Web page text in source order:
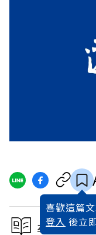
喜歡這篇
登入 後立
本文出自